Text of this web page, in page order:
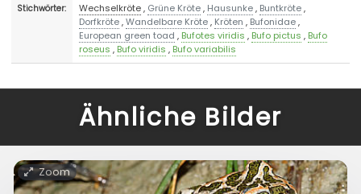
Stichwörter: Wechselkröte, Grüne Kröte, Hausunke, Buntkröte,
Dorfkröte,Wandelbare Kröte, Kröten , Bufonidae,
European green toad , Bufotes viridis , Bufo pictus , Bufo
roseus , Bufo viridis , Bufo variabilis
Ähnliche Bilder
Zoom